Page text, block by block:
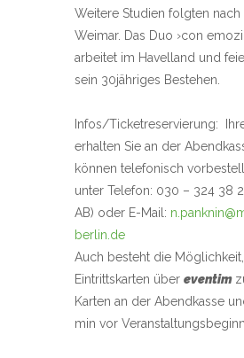
Weitere Studien folgten nach
Weimar. Das Duo ›con
arbeitet im Havelland und
sein 30jähriges Bestehen.
Infos/Ticketreservierung:
erhalten Sie an der
können telefonisch
unter Telefon: 030 – 324 38
AB) oder E-Mail:
berlin.de
Auch besteht die
Eintrittskarten über eventim
Karten an der Abendkasse
min vor